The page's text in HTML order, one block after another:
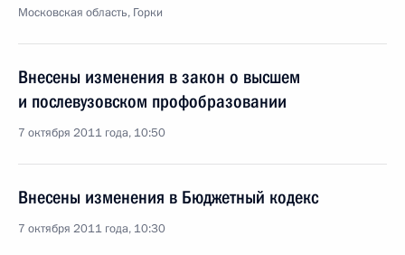
Московская область, Горки
Внесены изменения в закон о высшем
и послевузовском профобразовании
7 октября 2011 года, 10:50
Внесены изменения в Бюджетный кодекс
7 октября 2011 года, 10:30